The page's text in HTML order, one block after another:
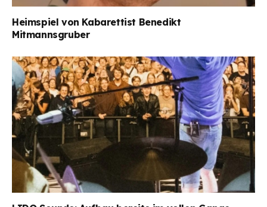
Heimspiel von Kabarettist Benedikt
Mitmannsgruber